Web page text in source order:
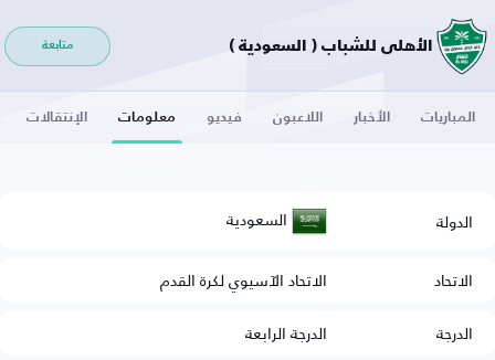
الأهلي للشباب ( السعودية ) متابعة
المباريات الأخبار اللاعبون فيديو معلومات الإنتقالات
الدولة السعودية
الاتحاد
الاتحاد الآسيوي لكرة القدم
الدرجة
الدرجة الرابعة